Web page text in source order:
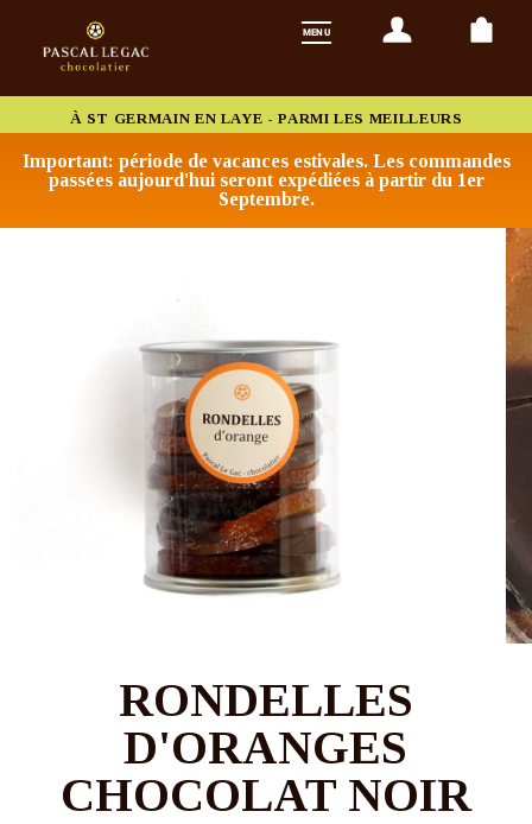
Important: période de vacances estivales. Les commandes
passées aujourd'hui seront expédiées à partir du 1er
Septembre.
À ST GERMAIN EN LAYE - PARMI LES MEILLEURS
RONDELLES
D'ORANGES
CHOCOLAT NOIR